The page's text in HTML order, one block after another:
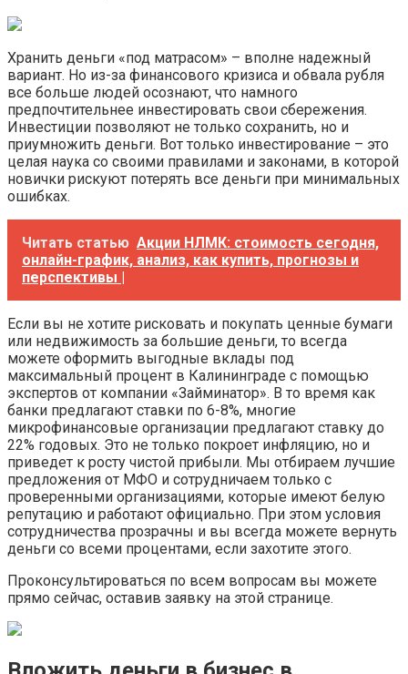
Хранить деньги «под матрасом» – вполне надежный
вариант. Но из-за финансового кризиса и обвала рубля
все больше людей осознают, что намного
предпочтительнее инвестировать свои сбережения.
Инвестиции позволяют не только сохранить, но и
приумножить деньги. Вот только инвестирование – это
целая наука со своими правилами и законами, в которой
новички рискуют потерять все деньги при минимальных
ошибках.
Читать статью Акции НЛМК: стоимость сегодня,
онлайн-график, анализ, как купить, прогнозы и
перспективы |
Если вы не хотите рисковать и покупать ценные бумаги
или недвижимость за большие деньги, то всегда
можете оформить выгодные вклады под
максимальный процент в Калининграде с помощью
экспертов от компании «Займинатор». В то время как
банки предлагают ставки по 6-8%, многие
микрофинансовые организации предлагают ставку до
22% годовых. Это не только покроет инфляцию, но и
приведет к росту чистой прибыли. Мы отбираем лучшие
предложения от МФО и сотрудничаем только с
проверенными организациями, которые имеют белую
репутацию и работают официально. При этом условия
сотрудничества прозрачны и вы всегда можете вернуть
деньги со всеми процентами, если захотите этого.
Проконсультироваться по всем вопросам вы можете
прямо сейчас, оставив заявку на этой странице.